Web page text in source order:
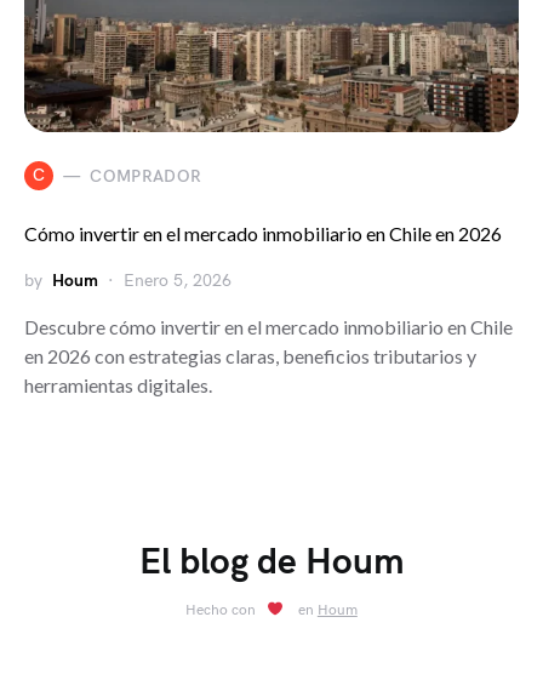
C COMPRADOR
Cómo invertir en el mercado inmobiliario en Chile en 2026
by Houm Enero 5, 2026
Descubre cómo invertir en el mercado inmobiliario en Chile
en 2026 con estrategias claras, beneficios tributarios y
herramientas digitales.
El blog de Houm
Hecho con en Houm